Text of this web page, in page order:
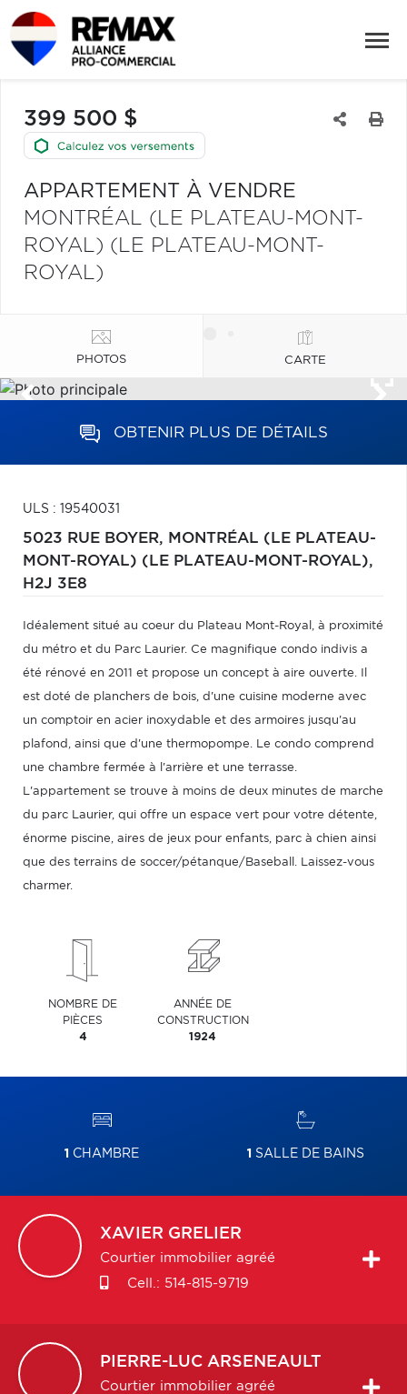
399 500 $
APPARTEMENT À VENDRE
MONTRÉAL (LE PLATEAU-MONT-
ROYAL) (LE PLATEAU-MONT-
ROYAL)
PHOTOS CARTE
OBTENIR PLUS DE DÉTAILS
ULS : 19540031
5023 RUE BOYER, MONTRÉAL (LE PLATEAU-
MONT-ROYAL) (LE PLATEAU-MONT-ROYAL),
H2J 3E8
Idéalement situé au coeur du Plateau Mont-Royal, à proximité
du métro et du Parc Laurier. Ce magnifique condo indivis a
été rénové en 2011 et propose un concept à aire ouverte. Il
est doté de planchers de bois, d'une cuisine moderne avec
un comptoir en acier inoxydable et des armoires jusqu'au
plafond, ainsi que d'une thermopompe. Le condo comprend
une chambre fermée à l'arrière et une terrasse.
L'appartement se trouve à moins de deux minutes de marche
du parc Laurier, qui offre un espace vert pour votre détente,
énorme piscine, aires de jeux pour enfants, parc à chien ainsi
que des terrains de soccer/pétanque/Baseball. Laissez-vous
charmer.
NOMBRE DE
PIÈCES
4
ANNÉE DE
CONSTRUCTION
1924
1 CHAMBRE 1 SALLE DE BAINS
XAVIER GRELIER
Courtier immobilier agréé
Cell.: 514-815-9719
PIERRE-LUC ARSENEAULT
Courtier immobilier agréé